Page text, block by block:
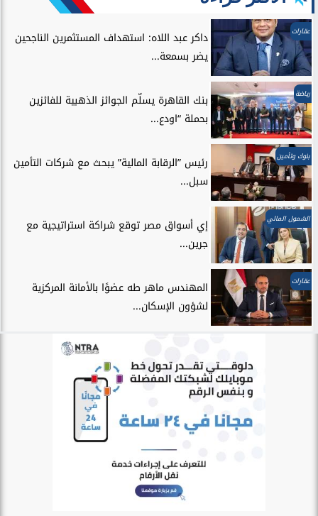
عقارات
داكر عبد اللاه: استهداف المستثمرين الناجحين
يضر بسمعة...
رياضة
بنك القاهرة يسلّم الجوائز الذهبية للفائزين
بحملة “اودع...
بنوك وتأمين
رئيس ”الرقابة المالية” يبحث مع شركات التأمين
سبل...
الشمول المالي
إي أسواق مصر توقع شراكة استراتيجية مع
جرين...
عقارات
المهندس ماهر طه عضوًا بالأمانة المركزية
لشؤون الإسكان...